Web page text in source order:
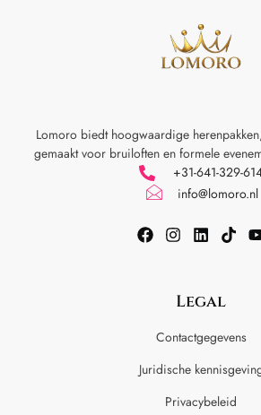
Lomoro biedt hoogwaardige
gemaakt voor bruiloften en formele
+31-641-329-
info@lomoro.nl
Legal
Contactgegevens
Juridische
Privacybeleid